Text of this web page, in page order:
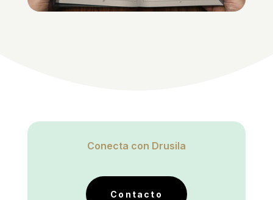
Conecta con Drusila
Contacto